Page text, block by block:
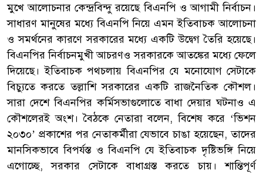
মুখে আলোচনার কেন্দ্রবিন্দু রয়েছে বিএনপি ও আগামী নির্বাচন।
সাধারণ মানুষের মধ্যে বিএনপি নিয়ে এমন ইতিবাচক আলোচনা
ও সমর্থনের কারণে সরকারের মধ্যে একটি উদ্বেগ তৈরি হয়েছে।
বিএনপির নির্বাচনমুখী আচরণও সরকারকে আতঙ্কের মধ্যে ফেলে
দিয়েছে। ইতিবাচক পথচলায় বিএনপির যে মনোযোগ সেটাকে
বিচ্যুতে করতে তল্লাশি সরকারের একটি রাজনৈতিক কৌশল।
সারা দেশে বিএনপির কর্মিসভাগুলোতে বাধা দেয়ার ঘটনাও এ
কৌশলেরই অংশ। বৈঠকে নেতারা বলেন, বিশেষ করে ‘ভিশন
২০৩০’ প্রকাশের পর নেতাকর্মীরা যেভাবে চাঙা হয়েছেন, তাদের
মানসিকভাবে বিপর্যস্ত ও বিএনপি যে ইতিবাচক দৃষ্টিভঙ্গি নিয়ে
এগোচ্ছে, সরকার সেটাকে বাধাগ্রস্ত করতে চায়। শান্তিপূর্ণ